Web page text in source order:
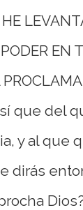
EN
que del
y al que
dirás